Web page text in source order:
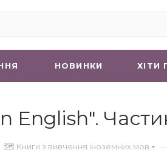
НОВИНКИ ХIТИ
English".
🗺 Книги з вивчення іноземних мов